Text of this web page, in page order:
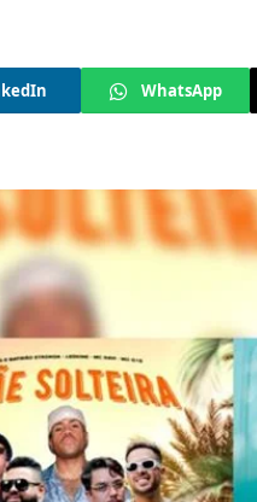
WhatsApp